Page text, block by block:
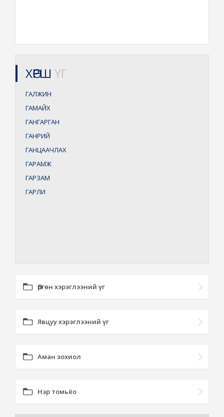
ХӨРШ ҮГ
ГАЛЖИН
ГАМАЙХ
ГАНГАРГАН
ГАНРИЙ
ГАНЦААЧЛАХ
ГАРАМЖ
ГАРЗАМ
ГАРЛИ
Өргөн хэрэглээний үг
Явцуу хэрэглээний үг
Аман зохиол
Нэр томьёо